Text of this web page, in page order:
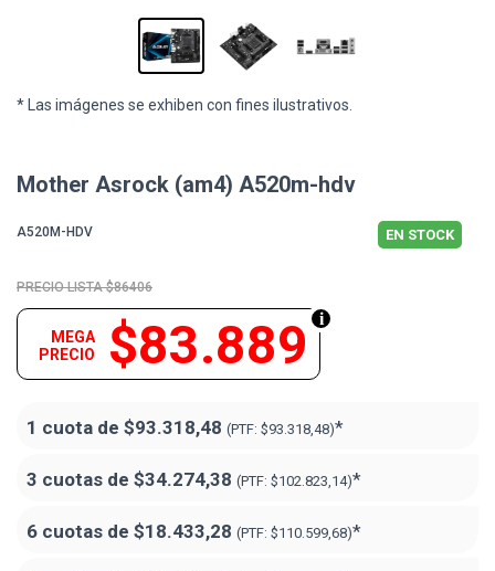
* Las imágenes se exhiben con fines ilustrativos.
Mother Asrock (am4) A520m-hdv
A520M-HDV EN STOCK
$86406
$83.889
MEGA
PRECIO
1 cuota de $93.318,48 (PTF: $93.318,48)*
3 cuotas de $34.274,38 (PTF: $102.823,14)*
6 cuotas de $18.433,28 (PTF: $110.599,68)*